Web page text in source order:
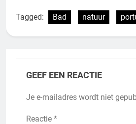
Tagged: Bad natuur
GEEF EEN REACTIE
Je e-mailadres wordt niet
Reactie *